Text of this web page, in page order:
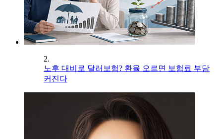
2.
노후 대비로 달러보험? 환율 오르면 보험료 부담
커진다